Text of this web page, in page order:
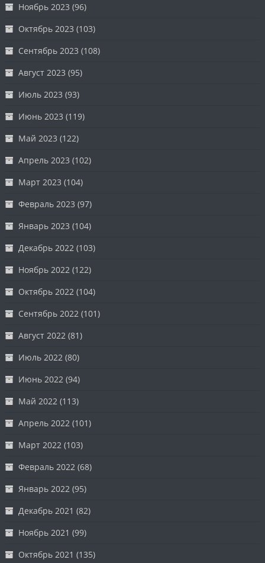
Ноябрь 2023 (96)
Октябрь 2023 (103)
Сентябрь 2023 (108)
Август 2023 (95)
Июль 2023 (93)
Июнь 2023 (119)
Май 2023 (122)
Апрель 2023 (102)
Март 2023 (104)
Февраль 2023 (97)
Январь 2023 (104)
Декабрь 2022 (103)
Ноябрь 2022 (122)
Октябрь 2022 (104)
Сентябрь 2022 (101)
Август 2022 (81)
Июль 2022 (80)
Июнь 2022 (94)
Май 2022 (113)
Апрель 2022 (101)
Март 2022 (103)
Февраль 2022 (68)
Январь 2022 (95)
Декабрь 2021 (82)
Ноябрь 2021 (99)
Октябрь 2021 (135)